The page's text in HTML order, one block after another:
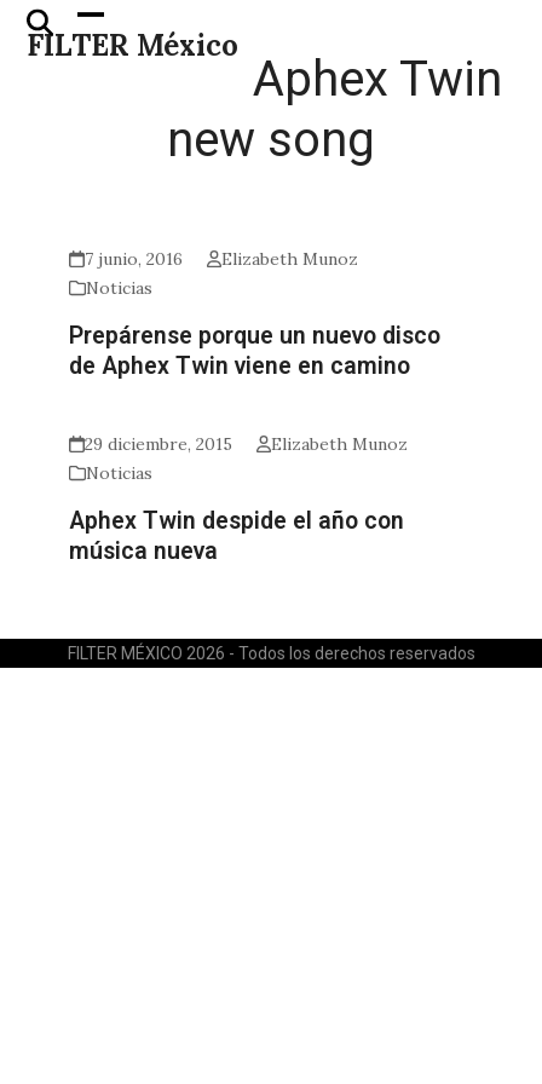
Skip
FILTER México
Open
mobile
Close
mobile
Aphex Twin
new song
7 junio, 2016
Elizabeth Munoz
Noticias
Prepárense porque un nuevo disco
de Aphex Twin viene en camino
29 diciembre, 2015
Elizabeth Munoz
Noticias
Aphex Twin despide el año con
música nueva
FILTER MÉXICO 2026 - Todos los derechos reservados